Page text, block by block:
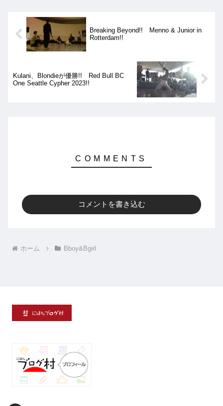
Breaking Beyond!! Menno & Junior in
Rotterdam!!
Kulani、Blondieが優勝!! Red Bull BC
One Seattle Cypher 2023!!
コメントを書き込む
ホーム Bboy&Bgirl